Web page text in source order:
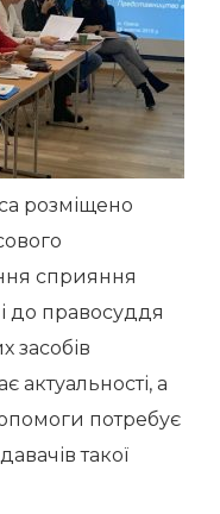
розміщено
сприяння
до правосуддя
засобів
актуальності, а
потребує
такої